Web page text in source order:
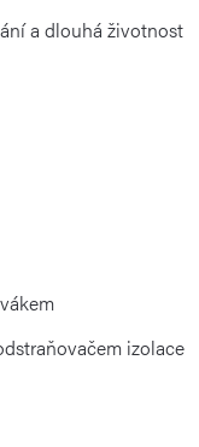
a dlouhá životnost
izolace